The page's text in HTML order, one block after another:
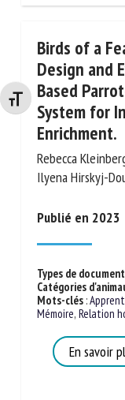
Changer la taille de la police
Birds of a
Design and
Based
System for
Enrichment.
Rebecca
Ilyena Hirskyj-
Publié en 2023
Types de document
Catégories
Mots-clés:
Mémoire, Relation
En savoir